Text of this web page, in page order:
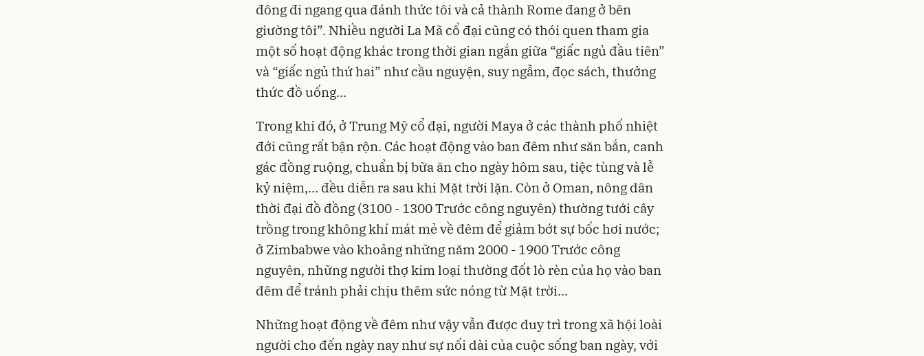
đông đi ngang qua đánh thức tôi và cả thành Rome đang ở bên
giường tôi”. Nhiều người La Mã cổ đại cũng có thói quen tham gia
một số hoạt động khác trong thời gian ngắn giữa “giấc ngủ đầu tiên”
và “giấc ngủ thứ hai” như cầu nguyện, suy ngẫm, đọc sách, thưởng
thức đồ uống...
Trong khi đó, ở Trung Mỹ cổ đại, người Maya ở các thành phố nhiệt
đới cũng rất bận rộn. Các hoạt động vào ban đêm như săn bắn, canh
gác đồng ruộng, chuẩn bị bữa ăn cho ngày hôm sau, tiệc tùng và lễ
kỷ niệm,... đều diễn ra sau khi Mặt trời lặn. Còn ở Oman, nông dân
thời đại đồ đồng (3100 - 1300 Trước công nguyên) thường tưới cây
trồng trong không khí mát mẻ về đêm để giảm bớt sự bốc hơi nước;
ở Zimbabwe vào khoảng những năm 2000 - 1900 Trước công
nguyên, những người thợ kim loại thường đốt lò rèn của họ vào ban
đêm để tránh phải chịu thêm sức nóng từ Mặt trời...
Những hoạt động về đêm như vậy vẫn được duy trì trong xã hội loài
người cho đến ngày nay như sự nối dài của cuộc sống ban ngày, với